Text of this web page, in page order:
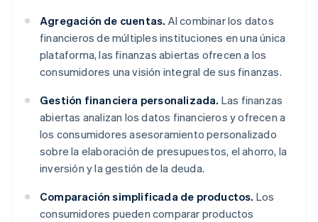
Agregación de cuentas. Al combinar los datos
financieros de múltiples instituciones en una única
plataforma, las finanzas abiertas ofrecen a los
consumidores una visión integral de sus finanzas.
Gestión financiera personalizada. Las finanzas
abiertas analizan los datos financieros y ofrecen a
los consumidores asesoramiento personalizado
sobre la elaboración de presupuestos, el ahorro, la
inversión y la gestión de la deuda.
Comparación simplificada de productos. Los
consumidores pueden comparar productos